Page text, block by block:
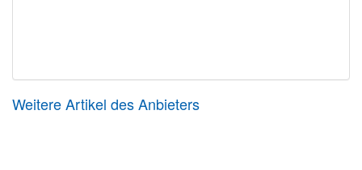
Weitere Artikel des Anbieters